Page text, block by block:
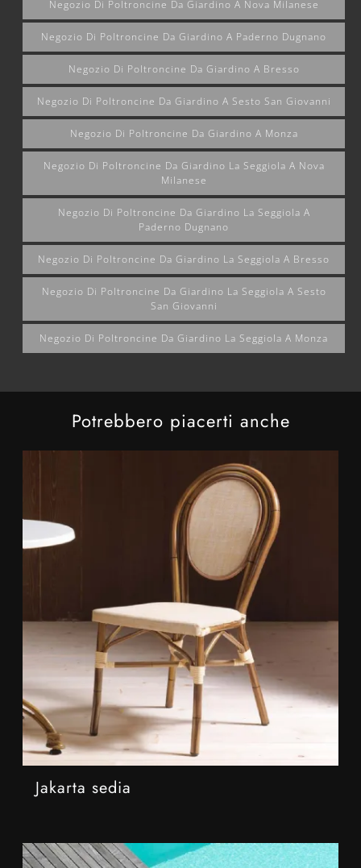
Negozio Di Poltroncine Da Giardino A Nova Milanese
Negozio Di Poltroncine Da Giardino A Paderno Dugnano
Negozio Di Poltroncine Da Giardino A Bresso
Negozio Di Poltroncine Da Giardino A Sesto San Giovanni
Negozio Di Poltroncine Da Giardino A Monza
Negozio Di Poltroncine Da Giardino La Seggiola A Nova
Milanese
Negozio Di Poltroncine Da Giardino La Seggiola A
Paderno Dugnano
Negozio Di Poltroncine Da Giardino La Seggiola A Bresso
Negozio Di Poltroncine Da Giardino La Seggiola A Sesto
San Giovanni
Negozio Di Poltroncine Da Giardino La Seggiola A Monza
Potrebbero piacerti anche
Jakarta sedia